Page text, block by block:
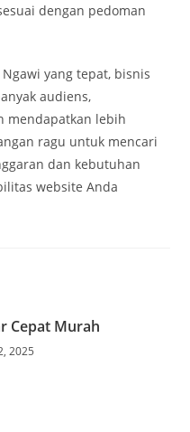
dengan pedoman
yang tepat, bisnis
audiens,
mendapatkan lebih
ragu untuk mencari
dan kebutuhan
website Anda
Cepat Murah
2025